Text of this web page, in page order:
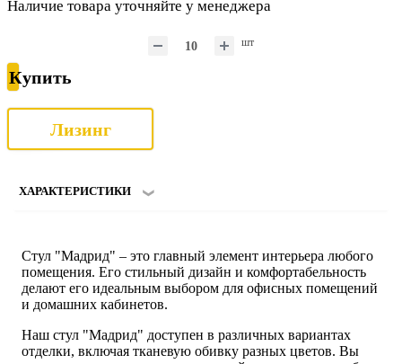
Наличие товара уточняйте у менеджера
шт
Купить
Лизинг
ХАРАКТЕРИСТИКИ
Стул "Мадрид" – это главный элемент интерьера любого
помещения. Его стильный дизайн и комфортабельность
делают его идеальным выбором для офисных помещений
и домашних кабинетов.
Наш стул "Мадрид" доступен в различных вариантах
отделки, включая тканевую обивку разных цветов. Вы